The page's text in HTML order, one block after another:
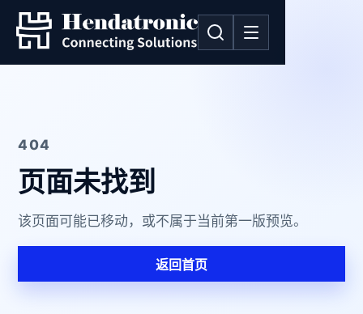
404
页面未找到
该页面可能已移动，或不属于当前第一版预览。
返回首页